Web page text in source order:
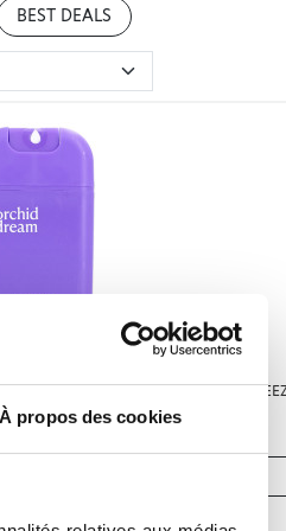
À propos des cookies
BEST DEALS
DREAM SPRAY MAINS
30ML
3,90 €